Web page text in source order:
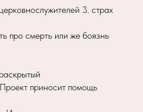
3. страх
про смерть или же боязнь
приносит помощь